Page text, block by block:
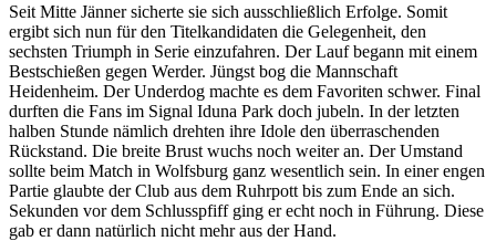
Seit Mitte Jänner sicherte sie sich ausschließlich Erfolge. Somit
ergibt sich nun für den Titelkandidaten die Gelegenheit, den
sechsten Triumph in Serie einzufahren. Der Lauf begann mit einem
Bestschießen gegen Werder. Jüngst bog die Mannschaft
Heidenheim. Der Underdog machte es dem Favoriten schwer. Final
durften die Fans im Signal Iduna Park doch jubeln. In der letzten
halben Stunde nämlich drehten ihre Idole den überraschenden
Rückstand. Die breite Brust wuchs noch weiter an. Der Umstand
sollte beim Match in Wolfsburg ganz wesentlich sein. In einer engen
Partie glaubte der Club aus dem Ruhrpott bis zum Ende an sich.
Sekunden vor dem Schlusspfiff ging er echt noch in Führung. Diese
gab er dann natürlich nicht mehr aus der Hand.